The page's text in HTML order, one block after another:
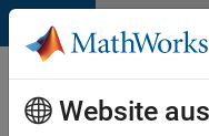
Weiter zum Inhalt
Karriere
bei
MathWorks
Website